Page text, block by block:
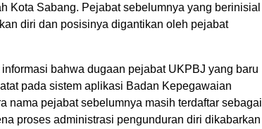
Kota Sabang. Pejabat sebelumnya yang berinisial
diri dan posisinya digantikan oleh pejabat
bahwa dugaan pejabat UKPBJ yang baru
pada sistem aplikasi Badan Kepegawaian
nama pejabat sebelumnya masih terdaftar sebagai
proses administrasi pengunduran diri dikabarkan